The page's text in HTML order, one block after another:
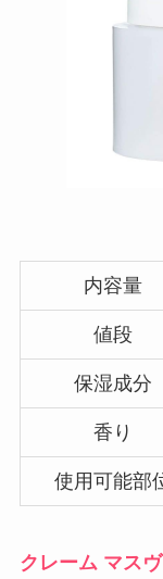
内容量
値段
保湿成分
香り
使用可能部
クレーム マス